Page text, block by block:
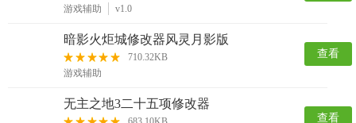
游戏辅助
v1.0
暗影火炬城修改器风灵月影版
710.32KB
游戏辅助
查看
无主之地3二十五项修改器
查看